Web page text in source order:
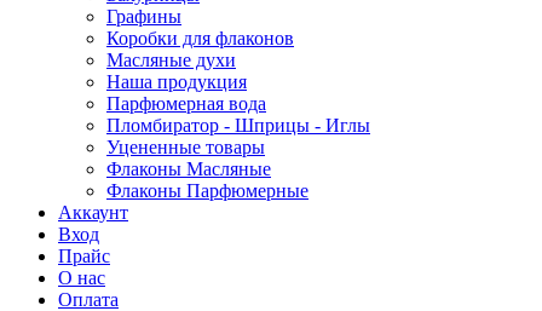
Графины
Коробки для флаконов
Масляные духи
Наша продукция
Парфюмерная вода
Пломбиратор - Шприцы - Иглы
Уцененные товары
Флаконы Масляные
Флаконы Парфюмерные
Аккаунт
Вход
Прайс
О нас
Оплата